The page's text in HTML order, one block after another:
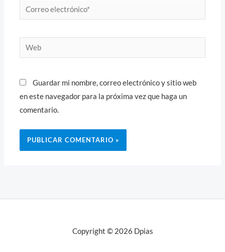
Correo
electrónico*
Web
Guardar mi nombre, correo electrónico y sitio web
en este navegador para la próxima vez que haga un
comentario.
Copyright © 2026 Dpias